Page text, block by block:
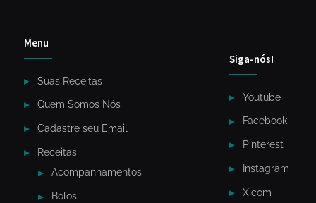
Menu
Suas Receitas
Quem Somos Nós
Cadastre seu Email
Receitas
Acompanhamentos
Bolos
Siga-nós!
Youtube
Facebook
Pinterest
Instagram
X.com